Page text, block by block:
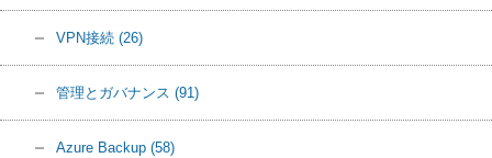
VPN接続 (26)
管理とガバナンス (91)
Azure Backup (58)